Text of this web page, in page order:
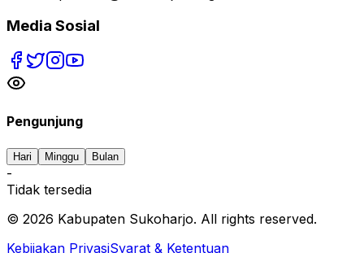
Media Sosial
Pengunjung
Hari Minggu Bulan
-
Tidak tersedia
© 2026 Kabupaten Sukoharjo. All rights reserved.
Kebijakan PrivasiSyarat & Ketentuan